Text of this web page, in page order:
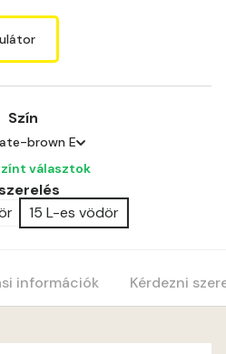
Szín
brown E
Bone C
Amber E
választok
15 L-es vödör
információk Kérdezni